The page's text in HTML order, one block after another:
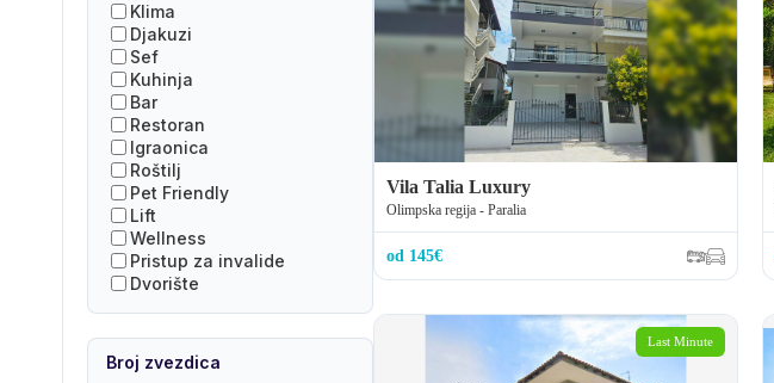
Klima
Djakuzi
Sef
Kuhinja
Bar
Restoran
Igraonica
Roštilj
Pet Friendly
Lift
Wellness
Pristup za invalide
Dvorište
Broj zvezdica
Vila Talia Luxury
Olimpska regija - Paralia
od 145€
Last Minute